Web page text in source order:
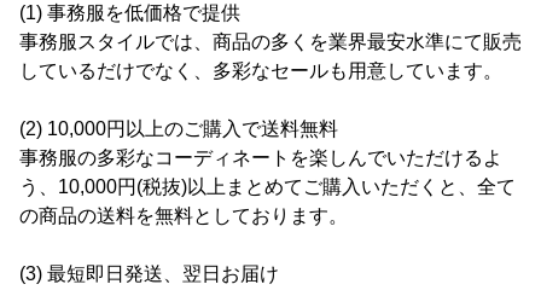
(1) 事務服を低価格で提供
事務服スタイルでは、商品の多くを業界最安水準にて販売
しているだけでなく、多彩なセールも用意しています。
(2) 10,000円以上のご購入で送料無料
事務服の多彩なコーディネートを楽しんでいただけるよ
う、10,000円(税抜)以上まとめてご購入いただくと、全て
の商品の送料を無料としております。
(3) 最短即日発送、翌日お届け